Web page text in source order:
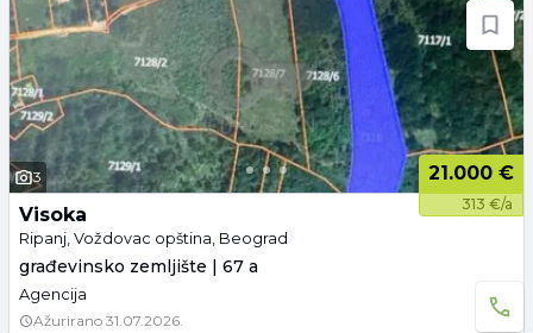
3 21.000 €
313 €/a
Visoka
Ripanj, Voždovac opština, Beograd
građevinsko zemljište | 67 a
Agencija
Ažurirano 31.07.2026.